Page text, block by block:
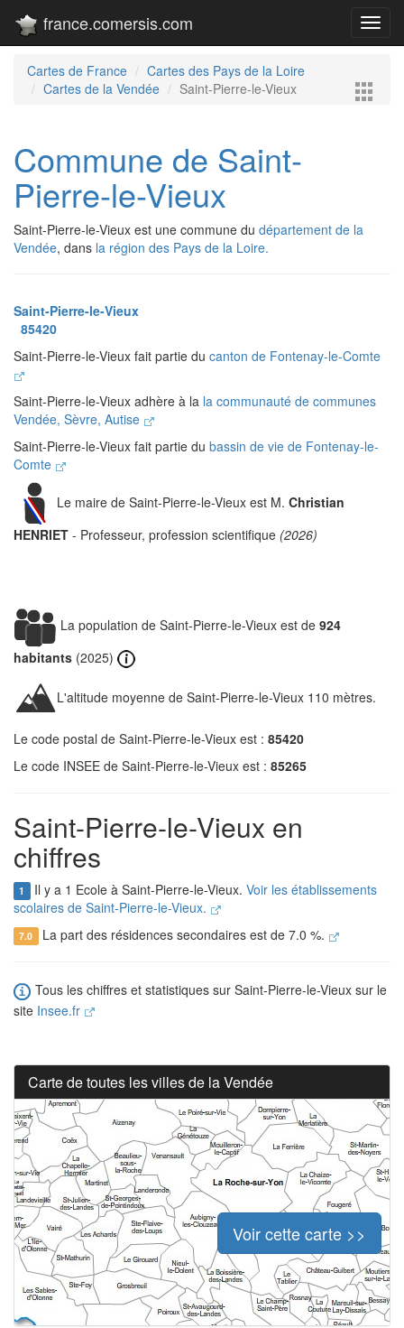
france.comersis.com
Cartes de France
Cartes des Pays de la Loire
Cartes de la Vendée
Saint-Pierre-le-Vieux
Commune de Saint-
Pierre-le-Vieux
Saint-Pierre-le-Vieux est une commune du département de la
Vendée, dans la région des Pays de la Loire.
Saint-Pierre-le-Vieux
85420
Saint-Pierre-le-Vieux fait partie du canton de Fontenay-le-Comte
Saint-Pierre-le-Vieux adhère à la la communauté de communes
Vendée, Sèvre, Autise
Saint-Pierre-le-Vieux fait partie du bassin de vie de Fontenay-le-
Comte
Le maire de Saint-Pierre-le-Vieux est M. Christian
HENRIET - Professeur, profession scientifique (2026)
La population de Saint-Pierre-le-Vieux est de 924
habitants (2025)
L'altitude moyenne de Saint-Pierre-le-Vieux 110 mètres.
Le code postal de Saint-Pierre-le-Vieux est : 85420
Le code INSEE de Saint-Pierre-le-Vieux est : 85265
Saint-Pierre-le-Vieux en
chiffres
1 Il y a 1 Ecole à Saint-Pierre-le-Vieux. Voir les établissements
scolaires de Saint-Pierre-le-Vieux.
7.0 La part des résidences secondaires est de 7.0 %.
Tous les chiffres et statistiques sur Saint-Pierre-le-Vieux sur le
site Insee.fr
Carte de toutes les villes de la Vendée
Voir cette carte >>